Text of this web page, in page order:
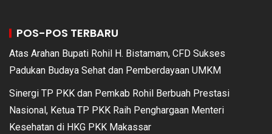
POS-POS TERBARU
Atas Arahan Bupati Rohil H. Bistamam, CFD Sukses
Padukan Budaya Sehat dan Pemberdayaan UMKM
Sinergi TP PKK dan Pemkab Rohil Berbuah Prestasi
Nasional, Ketua TP PKK Raih Penghargaan Menteri
Kesehatan di HKG PKK Makassar